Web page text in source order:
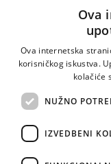
Spinčićeva 1,
LINKOVI
Ova
Ova internetska
korisničkog iskustva.
kolačiće
NUŽNO
IZVEDBENI